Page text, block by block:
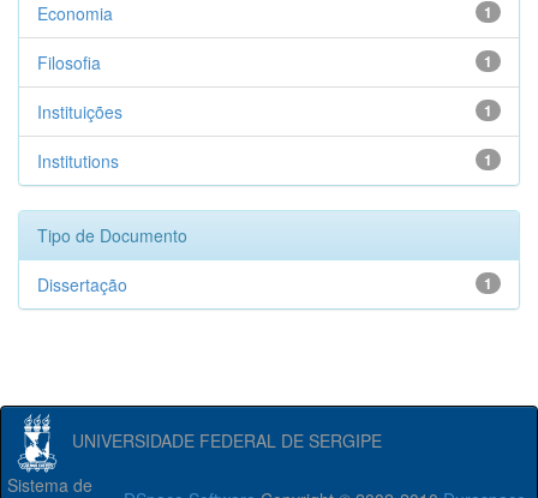
1
Economia
1
Filosofia
1
Instituições
1
Institutions
Tipo de Documento
1
Dissertação
UNIVERSIDADE FEDERAL DE SERGIPE
Sistema de